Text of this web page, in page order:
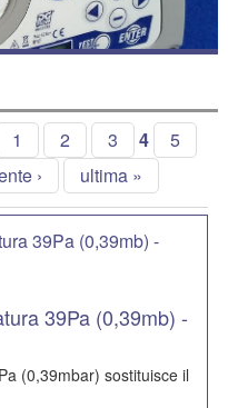
1 2 3 4
5
› ultima »
39Pa (0,39mb) -
(0,39mbar) sostituisce il